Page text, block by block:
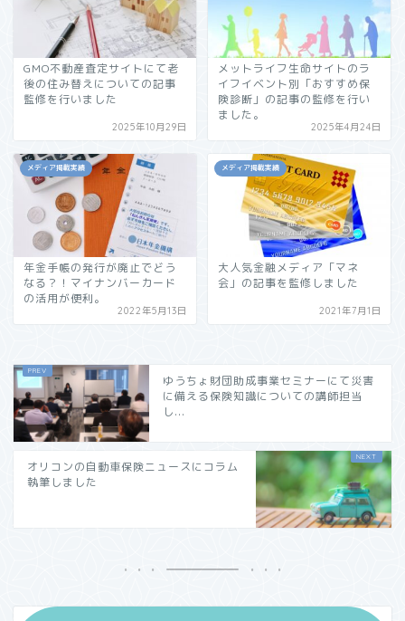
GMO不動産査定サイトにて老
後の住み替えについての記事
監修を行いました
2025年10月29日
メットライフ生命サイトのラ
イフイベント別「おすすめ保
険診断」の記事の監修を行い
ました。
2025年4月24日
メディア掲載実績
年金手帳の発行が廃止でどう
なる？！マイナンバーカード
の活用が便利。
2022年5月13日
メディア掲載実績
大人気金融メディア「マネ
会」の記事を監修しました
2021年7月1日
ゆうちょ財団助成事業セミナーにて災害
に備える保険知識についての講師担当
し...
オリコンの自動車保険ニュースにコラム
執筆しました